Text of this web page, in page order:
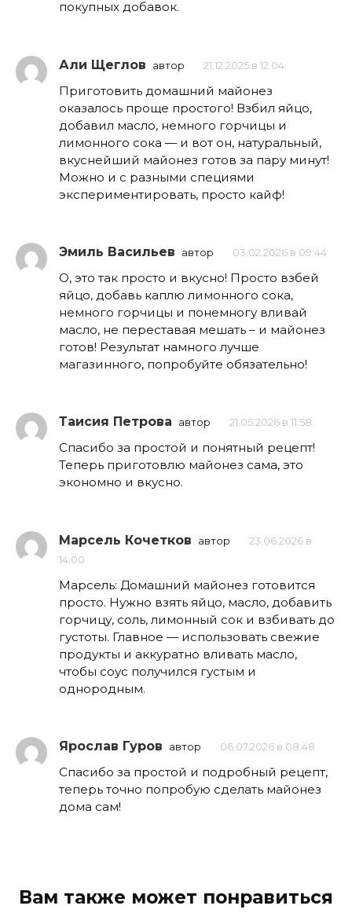
покупных добавок.
Али Щеглов автор 21.12.2025 в 12:04
Приготовить домашний майонез
оказалось проще простого! Взбил яйцо,
добавил масло, немного горчицы и
лимонного сока — и вот он, натуральный,
вкуснейший майонез готов за пару минут!
Можно и с разными специями
экспериментировать, просто кайф!
Эмиль Васильев автор 03.02.2026 в 09:44
О, это так просто и вкусно! Просто взбей
яйцо, добавь каплю лимонного сока,
немного горчицы и понемногу вливай
масло, не переставая мешать – и майонез
готов! Результат намного лучше
магазинного, попробуйте обязательно!
Таисия Петрова автор 21.05.2026 в 11:58
Спасибо за простой и понятный рецепт!
Теперь приготовлю майонез сама, это
экономно и вкусно.
Марсель Кочетков автор
23.06.2026 в
14:00
Марсель: Домашний майонез готовится
просто. Нужно взять яйцо, масло, добавить
горчицу, соль, лимонный сок и взбивать до
густоты. Главное — использовать свежие
продукты и аккуратно вливать масло,
чтобы соус получился густым и
однородным.
Ярослав Гуров автор 06.07.2026 в 08:48
Спасибо за простой и подробный рецепт,
теперь точно попробую сделать майонез
дома сам!
Вам также может понравиться